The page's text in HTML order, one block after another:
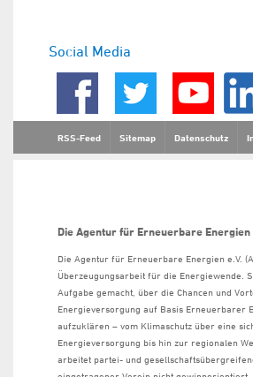
Social Media
RSS-Feed Sitemap Datenschutz
Die Agentur für Erneuerbare Energien
Die Agentur für Erneuerbare Energien e.V.
Überzeugungsarbeit für die Energiewende.
Aufgabe gemacht, über die Chancen und
Energieversorgung auf Basis Erneuerbarer
aufzuklären – vom Klimaschutz über eine
Energieversorgung bis hin zur regionalen
arbeitet partei- und